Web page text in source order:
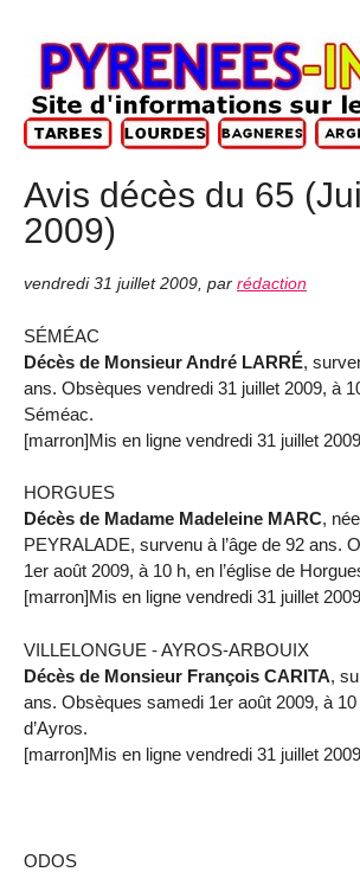
Avis décès du 65
2009)
vendredi 31 juillet 2009 par rédaction
SÉMÉAC
Décès de Monsieur André LARRÉ,
ans. Obsèques vendredi 31 juillet 2009, à
Séméac.
[marron]Mis en ligne vendredi 31 juillet
HORGUES
Décès de Madame Madeleine MARC,
PEYRALADE, survenu à l’âge de 92 ans.
1er août 2009, à 10 h, en l’église de
[marron]Mis en ligne vendredi 31 juillet
VILLELONGUE - AYROS-ARBOUIX
Décès de Monsieur François CARITA,
ans. Obsèques samedi 1er août 2009, à 10
d’Ayros.
[marron]Mis en ligne vendredi 31 juillet
ODOS